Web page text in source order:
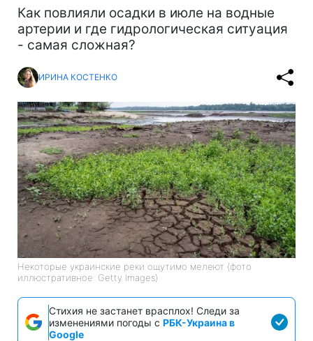
Как повлияли осадки в июле на водные
артерии и где гидрологическая ситуация
- самая сложная?
ИРИНА КОСТЕНКО
Некоторые украинские реки ощутимо мелеют (фото
иллюстративное: Getty Images)
Стихия не застанет врасплох! Следи за
изменениями погоды с РБК-Украина в
Google